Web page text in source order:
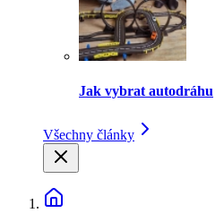
Jak vybrat autodráhu
Všechny články